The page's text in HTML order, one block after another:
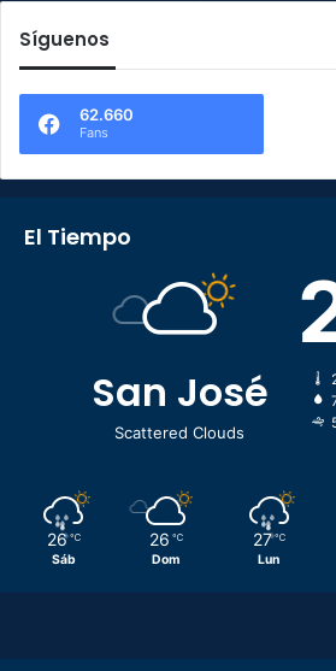
Síguenos
62.660
Fans
El Tiempo
San José
Scattered Clouds
26 ℃
Sáb
26 ℃
Dom
27 ℃
Lun